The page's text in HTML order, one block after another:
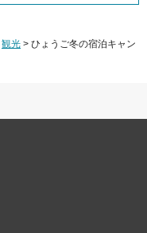
観光 > ひょうご冬の宿泊キャン